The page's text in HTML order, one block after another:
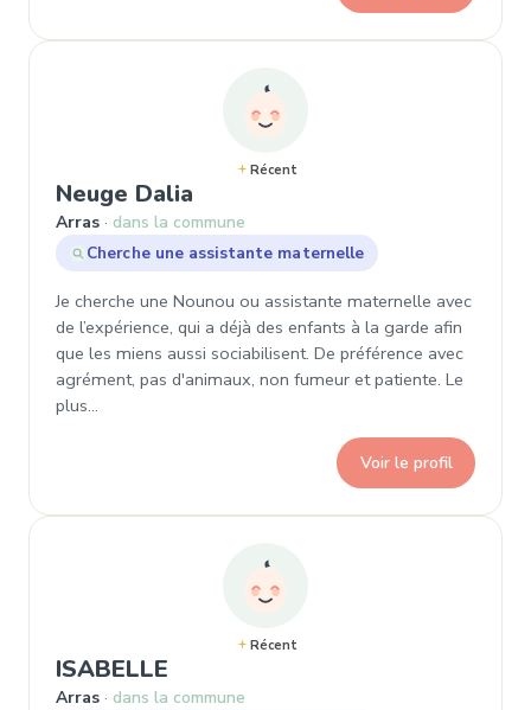
Récent
Neuge Dalia
Arras dans la commune
Cherche une assistante maternelle
Je cherche une Nounou ou assistante maternelle avec
de l’expérience, qui a déjà des enfants à la garde afin
que les miens aussi sociabilisent. De préférence avec
agrément, pas d'animaux, non fumeur et patiente. Le
plus…
Voir le profil
Récent
ISABELLE
Arras dans la commune